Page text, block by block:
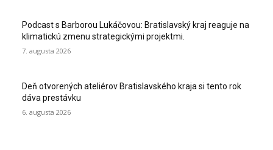
Podcast s Barborou Lukáčovou: Bratislavský kraj reaguje na
klimatickú zmenu strategickými projektmi.
7. augusta 2026
Deň otvorených ateliérov Bratislavského kraja si tento rok
dáva prestávku
6. augusta 2026